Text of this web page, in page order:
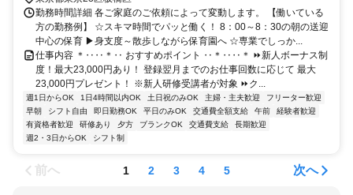
勤務時間詳細 各ご家庭のご依頼によって変動します。 【働いている
方の勤務例】 ☆スキマ時間でパッと働く！ 8：00～8：30の朝の送迎
中心の保育 ▶身支度～散歩しながら保育園へ ☆専業でしっか...
仕事内容 ＊‥‥＊‥ おすすめポイント ‥＊‥‥＊ ⏩新人ボーナス制
度！最大23,000円あり！ 登録翌月までのお仕事回数に応じて 最大
23,000円プレゼント！ ※新人研修受講者が対象 ⏩ク...
週1日からOK 1日4時間以内OK 土日祝のみOK 主婦・主夫歓迎
フリーター歓迎
早朝
シフト自由 即日勤務OK 平日のみOK 交通費全額支給 午前
経験者歓迎
有資格者歓迎
研修あり 夕方 ブランクOK 交通費支給
長期歓迎
週2・3日からOK
シフト制
前へ 1 2 3 4 5 次へ